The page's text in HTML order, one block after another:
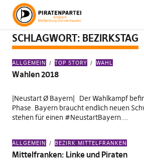
SCHLAGWORT: BEZIRKSTAG
ALLGEMEIN TOP STORY WAHL
Wahlen 2018
|Neustart Ø Bayern| Der Wahlkampf
Phase. Bayern braucht endlich neuen
stehen für einen #NeustartBayern.…
ALLGEMEIN BEZIRK MITTELFRANKEN
Mittelfranken: Linke und Piraten